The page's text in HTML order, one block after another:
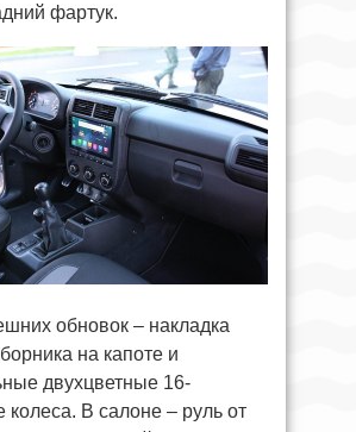
фартук.
обновок – накладка
на капоте и
двухцветные 16-
В салоне – руль от